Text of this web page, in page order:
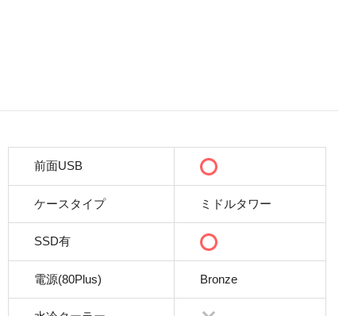
前面USB
ケースタイプ ミドルタワー
SSD有
電源(80Plus) Bronze